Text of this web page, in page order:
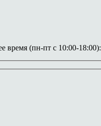
время (пн-пт с 10:00-18:00):